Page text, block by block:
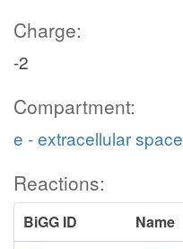
Charge:
-2
Compartment:
e - extracellular space
Reactions:
BiGG ID
Name